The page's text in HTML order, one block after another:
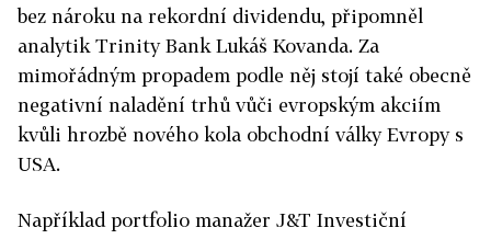
bez nároku na rekordní dividendu, připomněl
analytik Trinity Bank Lukáš Kovanda. Za
mimořádným propadem podle něj stojí také obecně
negativní naladění trhů vůči evropským akciím
kvůli hrozbě nového kola obchodní války Evropy s
USA.
Například portfolio manažer J&T Investiční